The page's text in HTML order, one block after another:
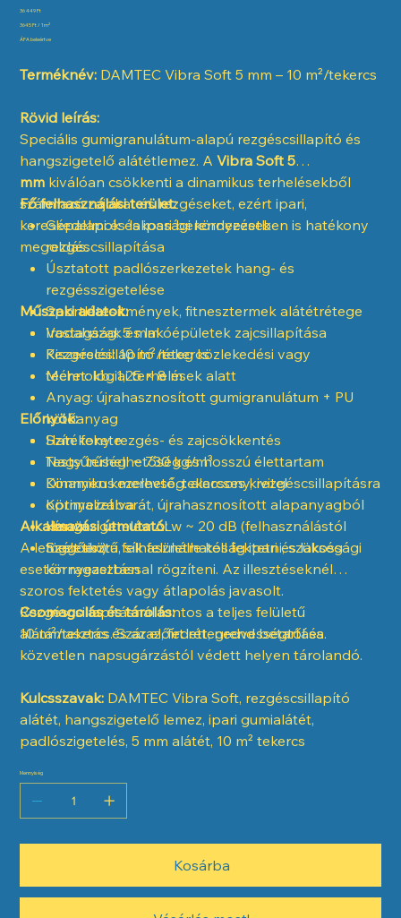
Ár
36 449 Ft
{{basePrice}}
per
3645 Ft / 1m²
ÁFA beleértve
Terméknév: DAMTEC Vibra Soft 5 mm – 10 m²/tekercs
Rövid leírás:
Speciális gumigranulátum-alapú rezgéscsillapító és
hangszigetelő alátétlemez. AVibra Soft 5
mm kiválóan csökkenti a dinamikus terhelésekből
származó zajokat és rezgéseket, ezért ipari,
kereskedelmi és lakossági környezetben is hatékony
megoldás.
Fő felhasználási terület:
Gépalapok és ipari berendezések
rezgéscsillapítása
Úsztatott padlószerkezetek hang- és
rezgésszigetelése
Sportlétesítmények, fitnesztermek alátétrétege
Irodaházak és lakóépületek zajcsillapítása
Rezgéscsillapító réteg közlekedési vagy
technológiai terhelések alatt
Műszaki adatok:
Vastagság: 5 mm
Kiszerelés: 10 m²/tekercs
Méret: kb. 1,25 × 8 m
Anyag: újrahasznosított gumigranulátum + PU
kötőanyag
Szín: fekete
Testsűrűség: ~ 730 kg/m³
Dinamikus merevség: alacsony, rezgéscsillapításra
optimalizálva
Hangszigetelés: ΔLw ~ 20 dB (felhasználástól
függően)
Előnyök:
Hatékony rezgés- és zajcsökkentés
Nagy terhelhetőség és hosszú élettartam
Könnyen kezelhető, tekercses kivitel
Környezetbarát, újrahasznosított alapanyagból
készül
Széleskörű felhasználhatóság ipari és lakossági
környezetben
Alkalmazási útmutató:
A lemezt tiszta, sík felületre kell fektetni, szükség
esetén ragasztással rögzíteni. Az illesztéseknél
szoros fektetés vagy átlapolás javasolt.
Rezgéscsillapításnál fontos a teljes felületű
alátámasztás és az előírt rétegrend betartása.
Csomagolás és tárolás:
10 m²/tekercs. Száraz, fedett, nedvességtől és
közvetlen napsugárzástól védett helyen tárolandó.
Kulcsszavak: DAMTEC Vibra Soft, rezgéscsillapító
alátét, hangszigetelő lemez, ipari gumialátét,
padlószigetelés, 5 mm alátét, 10 m² tekercs
Mennyiség
Kosárba